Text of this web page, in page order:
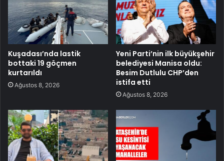
Kuşadası’nda lastik
bottaki 19 göçmen
kurtarıldı
Ağustos 8, 2026
Yeni Parti’nin ilk büyükşehir
belediyesi Manisa oldu:
Besim Dutlulu CHP’den
istifa etti
Ağustos 8, 2026